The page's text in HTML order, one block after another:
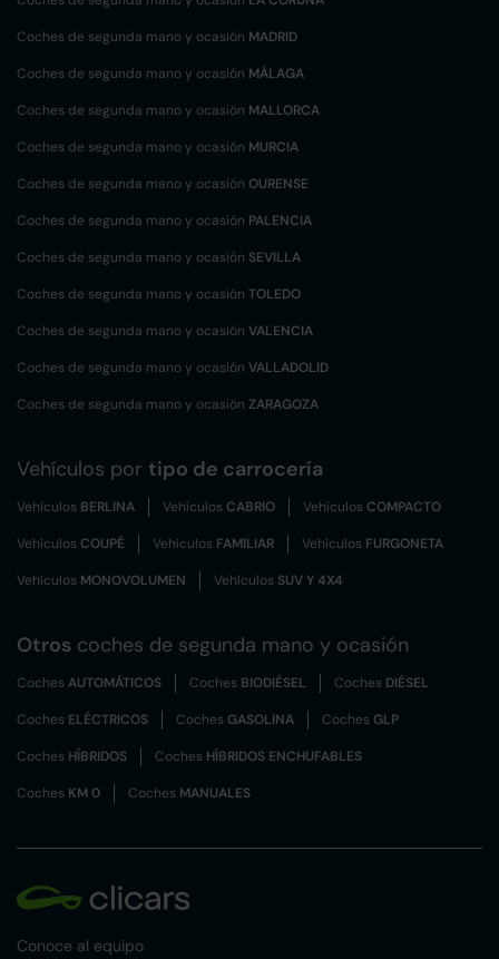
Coches de segunda mano y ocasión MADRID
Coches de segunda mano y ocasión MÁLAGA
Coches de segunda mano y ocasión MALLORCA
Coches de segunda mano y ocasión MURCIA
Coches de segunda mano y ocasión OURENSE
Coches de segunda mano y ocasión PALENCIA
Coches de segunda mano y ocasión SEVILLA
Coches de segunda mano y ocasión TOLEDO
Coches de segunda mano y ocasión VALENCIA
Coches de segunda mano y ocasión VALLADOLID
Coches de segunda mano y ocasión ZARAGOZA
Vehículos por tipo de carrocería
Vehículos BERLINA VehículosCABRIO VehículosCOMPACTO
VehículosCOUPÉ Vehículos FAMILIAR Vehículos FURGONETA
Vehículos MONOVOLUMEN Vehículos SUV Y 4X4
Otros coches de segunda mano y ocasión
CochesAUTOMÁTICOS Coches BIODIÉSEL Coches DIÉSEL
Coches ELÉCTRICOS CochesGASOLINA CochesGLP
Coches HÍBRIDOS Coches HÍBRIDOS ENCHUFABLES
Coches KM 0 Coches MANUALES
Conoce al equipo